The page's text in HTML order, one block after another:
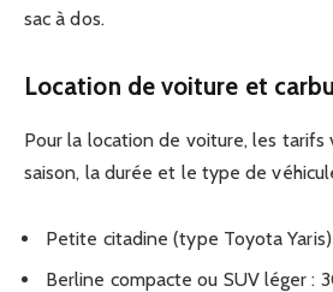
sac à dos.
Location de voiture et
Pour la location de voiture, les tarifs
saison, la durée et le type de
Petite citadine (type Toyota
Berline compacte ou SUV léger :